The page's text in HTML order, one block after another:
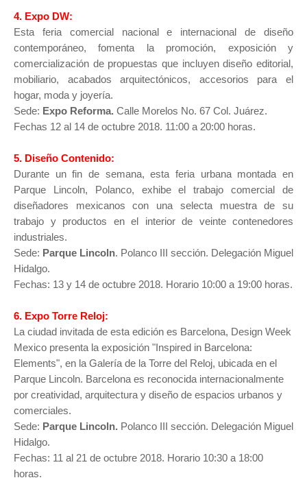
4. Expo DW:
Esta feria comercial nacional e internacional de diseño
contemporáneo, fomenta la promoción, exposición y
comercialización de propuestas que incluyen diseño editorial,
mobiliario, acabados arquitectónicos, accesorios para el
hogar, moda y joyería.
Sede: Expo Reforma. Calle Morelos No. 67 Col. Juárez.
Fechas 12 al 14 de octubre 2018. 11:00 a 20:00 horas.
5. Diseño Contenido:
Durante un fin de semana, esta feria urbana montada en
Parque Lincoln, Polanco, exhibe el trabajo comercial de
diseñadores mexicanos con una selecta muestra de su
trabajo y productos en el interior de veinte contenedores
industriales.
Sede: Parque Lincoln. Polanco III sección. Delegación Miguel
Hidalgo.
Fechas: 13 y 14 de octubre 2018. Horario 10:00 a 19:00 horas.
6. Expo Torre Reloj:
La ciudad invitada de esta edición es Barcelona, Design Week
Mexico presenta la exposición "Inspired in Barcelona:
Elements", en la Galería de la Torre del Reloj, ubicada en el
Parque Lincoln. Barcelona es reconocida internacionalmente
por creatividad, arquitectura y diseño de espacios urbanos y
comerciales.
Sede: Parque Lincoln. Polanco III sección. Delegación Miguel
Hidalgo.
Fechas: 11 al 21 de octubre 2018. Horario 10:30 a 18:00
horas.